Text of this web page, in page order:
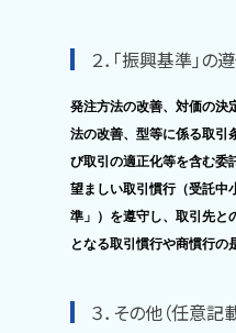
２．「振興基準」の
発注方法の改善、対価の決
法の改善、型等に係る取引
び取引の適正化等を含む委
望ましい取引慣行（受託中
準」）を遵守し、取引先と
となる取引慣行や商慣行の
３．その他（任意記